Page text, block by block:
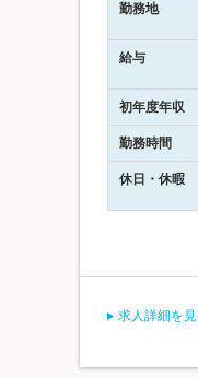
勤務地
給与
初年度年収
勤務時間
休日・休暇
求人詳細を